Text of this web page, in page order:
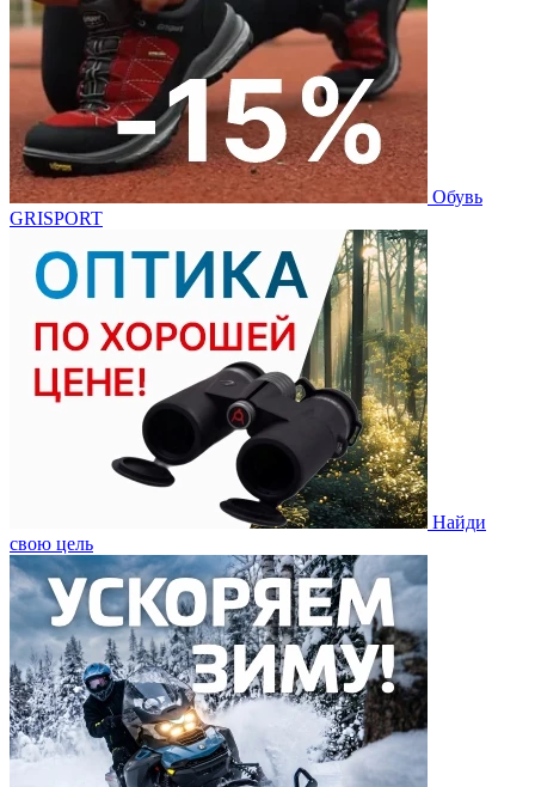
Обувь
GRISPORT
Найди
свою цель